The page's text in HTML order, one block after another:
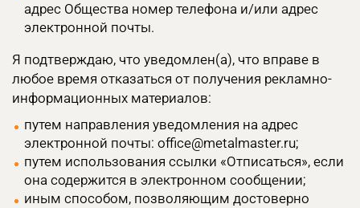
адрес Общества номер телефона и/или адрес
электронной почты.
Я подтверждаю, что уведомлен(а), что вправе в
любое время отказаться от получения рекламно-
информационных материалов:
путем направления уведомления на адрес
электронной почты: office@metalmaster.ru;
путем использования ссылки «Отписаться», если
она содержится в электронном сообщении;
иным способом, позволяющим достоверно